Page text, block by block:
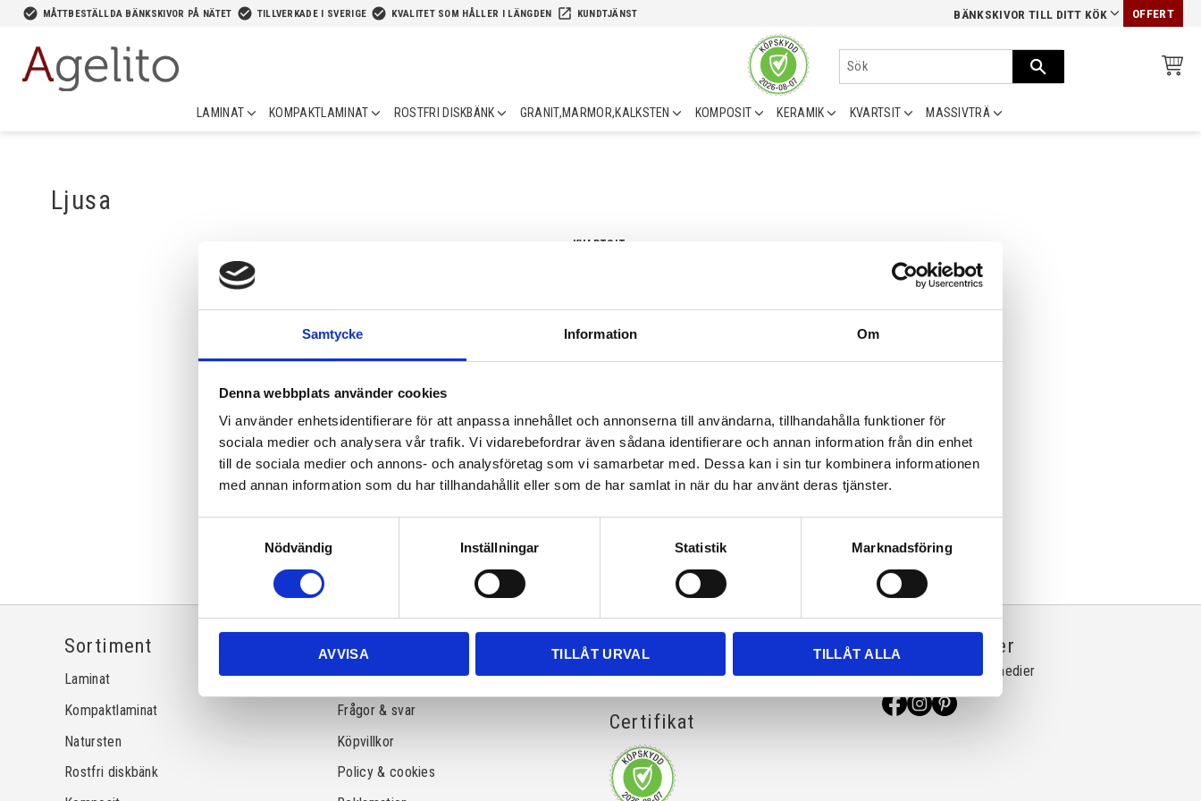
Samtycke Information Om
Denna webbplats använder cookies
Vi använder enhetsidentifierare för att anpassa innehållet och annonserna till användarna, tillhandahålla funktioner för
sociala medier och analysera vår trafik. Vi vidarebefordrar även sådana identifierare och annan information från din enhet
till de sociala medier och annons- och analysföretag som vi samarbetar med. Dessa kan i sin tur kombinera informationen
med annan information som du har tillhandahållit eller som de har samlat in när du har använt deras tjänster.
Nödvändig
Inställningar Statistik Marknadsföring
AVVISA TILLÅT URVAL TILLÅT ALLA
check_circle MÅTTBESTÄLLDA BÄNKSKIVOR PÅ NÄTET check_circle TILLVERKADE I SVERIGE check_circle KVALITET SOM HÅLLER I LÄNGDEN launch KUNDTJÄNST BÄNKSKIVOR TILL DITT KÖK OFFERT
LAMINAT KOMPAKTLAMINAT ROSTFRI DISKBÄNK GRANIT,MARMOR,KALKSTEN KOMPOSIT KERAMIK KVARTSIT MASSIVTRÄ
Ljusa
KVARTSIT
Sortiment
Laminat
Kompaktlaminat
Natursten
Rostfri diskbänk
Information
Kundtjänst
Frågor & svar
Köpvillkor
Policy & cookies
Betalsätt
Certifikat
Sociala medier
Följ oss på sociala medier